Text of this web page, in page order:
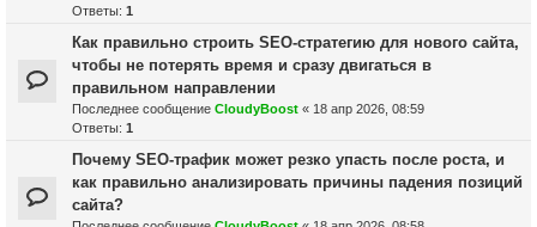
Ответы: 1
Как правильно строить SEO-стратегию для нового сайта,
чтобы не потерять время и сразу двигаться в
правильном направлении
Последнее сообщение CloudyBoost « 18 апр 2026, 08:59
Ответы: 1
Почему SEO-трафик может резко упасть после роста, и
как правильно анализировать причины падения позиций
сайта?